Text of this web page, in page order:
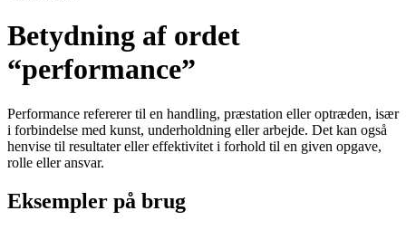
Betydning af ordet
“performance”
Performance refererer til en handling, præstation eller optræden, især
i forbindelse med kunst, underholdning eller arbejde. Det kan også
henvise til resultater eller effektivitet i forhold til en given opgave,
rolle eller ansvar.
Eksempler på brug